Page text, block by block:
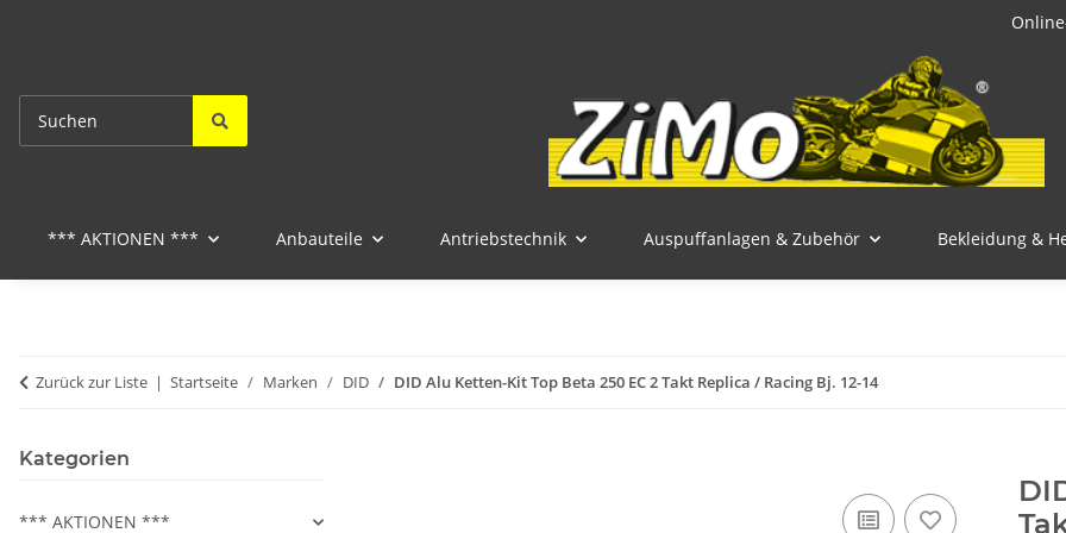
*** AKTIONEN *** Anbauteile Antriebstechnik Auspuffanlagen & Zubehör Bekleidung &
Zurück zur Liste Startseite Marken DID DID Alu Ketten-Kit Top Beta 250 EC 2 Takt Replica / Racing Bj. 12-14
Kategorien
*** AKTIONEN ***